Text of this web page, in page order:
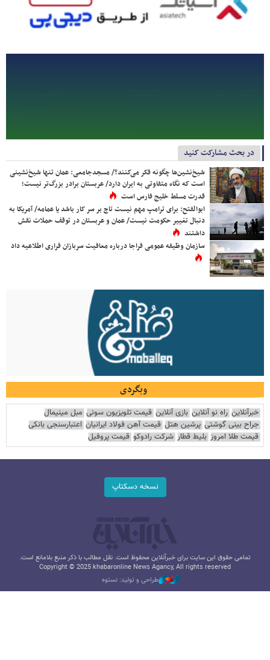
در بحث مشارکت کنید
شیخ‌نشین‌ها چگونه فکر می‌کنند؟/ مسجدجامعی: عمان تنها شیخ‌نشینی
است که نگاه متفاوتی به ایران دارد/ عربستان برادر بزرگ‌تر نیست؛
قدرت مسلط خلیج فارس است
ابوالفتح: برای ترامپ مهم نیست تاج بر سر کار باشد یا عمامه/ آمریکا به
دنبال تغییر حکومت نیست/ عمان و عربستان در توقف حملات نقش
داشتند
سازمان وظیفه عمومی فراجا درباره معافیت سربازان فراری اطلاعیه داد
وبگردی
خبرآنلاین راه نو آنلاین بازی آنلاین قیمت تلویزیون سونی مبل مینیمال
جراح بینی گوشتی پرشین هتل قیمت آهن فولاد ایرانیان اعتبارسنجی بانکی
قیمت طلا امروز بلیط قطار شرکت رادوکو قیمت پروفیل
نسخه دسکتاپ
تمامی حقوق این سایت برای خبرآنلاین محفوظ است. نقل مطالب با ذکر منبع بلامانع است.
Copyright © 2025 khabaronline News Agancy, All rights reserved
طراحی و تولید: نستوه